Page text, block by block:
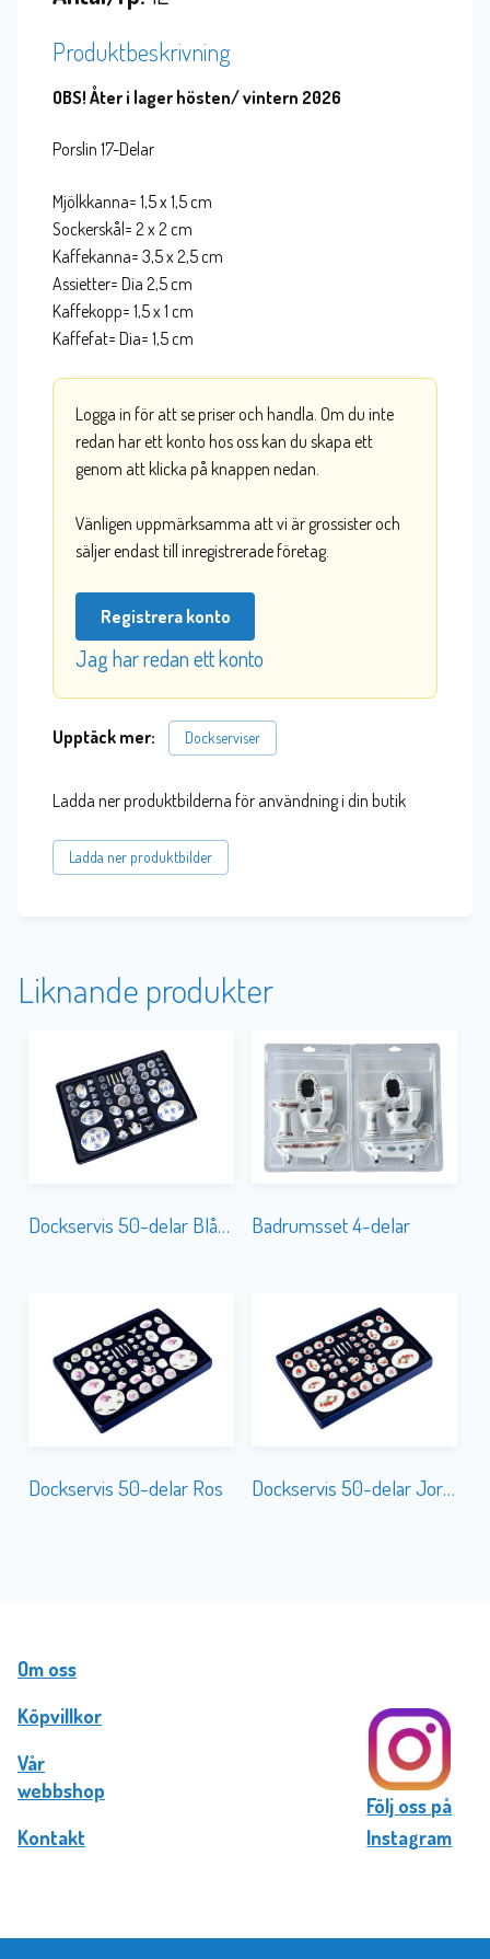
Produktbeskrivning
OBS! Åter i lager hösten/ vintern 2026
Porslin 17-Delar
Mjölkkanna= 1,5 x 1,5 cm
Sockerskål= 2 x 2 cm
Kaffekanna= 3,5 x 2,5 cm
Assietter= Dia 2,5 cm
Kaffekopp= 1,5 x 1 cm
Kaffefat= Dia= 1,5 cm
Logga in för att se priser och handla. Om du inte
redan har ett konto hos oss kan du skapa ett
genom att klicka på knappen nedan.
Vänligen uppmärksamma att vi är grossister och
säljer endast till inregistrerade företag.
Registrera konto
Jag har redan ett konto
Upptäck mer: Dockserviser
Ladda ner produktbilderna för användning i din butik
Ladda ner produktbilder
Liknande produkter
Dockservis 50-delar Blå-Vit Badrumsset 4-delar
Dockservis 50-delar Ros Dockservis 50-delar Jordgubbe
Om oss
Köpvillkor
Vår
webbshop
Kontakt
Följ oss på
Instagram